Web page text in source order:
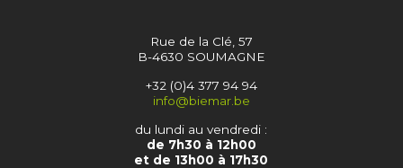
Rue de la Clé, 57
B-4630 SOUMAGNE
+32 (0)4 377 94 94
info@biemar.be
du lundi au vendredi :
de 7h30 à 12h00
et de 13h00 à 17h30